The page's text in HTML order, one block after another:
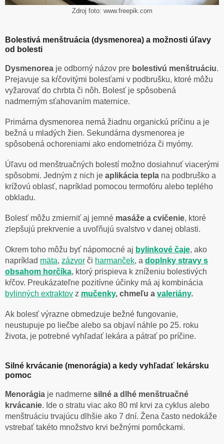
Zdroj foto: www.freepik.com
Bolestivá menštruácia (dysmenorea) a možnosti úľavy
od bolesti
Dysmenorea je odborný názov pre bolestivú menštruáciu.
Prejavuje sa kŕčovitými bolesťami v podbrušku, ktoré môžu
vyžarovať do chrbta či nôh. Bolesť je spôsobená
nadmerným sťahovaním maternice.
Primárna dysmenorea nemá žiadnu organickú príčinu a je
bežná u mladých žien. Sekundárna dysmenorea je
spôsobená ochoreniami ako endometrióza či myómy.
Úľavu od menštruačných bolestí možno dosiahnuť viacerými
spôsobmi. Jedným z nich je aplikácia tepla na podbruško a
krížovú oblasť, napríklad pomocou termofóru alebo teplého
obkladu.
Bolesť môžu zmierniť aj jemné masáže a cvičenie, ktoré
zlepšujú prekrvenie a uvoľňujú svalstvo v danej oblasti.
Okrem toho môžu byť nápomocné aj bylinkové čaje, ako
napríklad mäta, zázvor či harmanček, a doplnky stravy s
obsahom horčíka, ktorý prispieva k zníženiu bolestivých
kŕčov. Preukázateľne pozitívne účinky má aj kombinácia
bylinných extraktov z mučenky, chmeľu a valeriány.
Ak bolesť výrazne obmedzuje bežné fungovanie,
neustupuje po liečbe alebo sa objaví náhle po 25. roku
života, je potrebné vyhľadať lekára a pátrať po príčine.
Silné krvácanie (menorágia) a kedy vyhľadať lekársku
pomoc
Menorágia je nadmerne silné a dlhé menštruačné
krvácanie. Ide o stratu viac ako 80 ml krvi za cyklus alebo
menštruáciu trvajúcu dlhšie ako 7 dní. Žena často nedokáže
vstrebať takéto množstvo krvi bežnými pomôckami.